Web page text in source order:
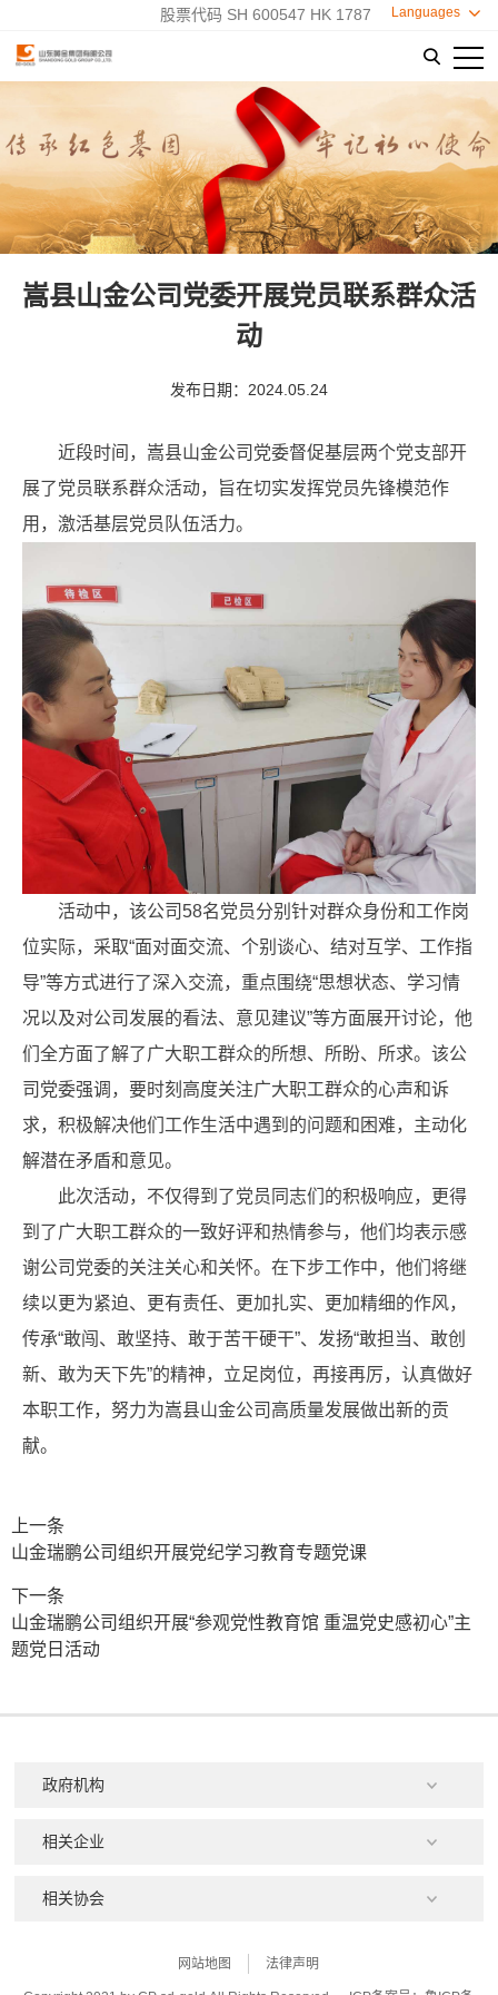
Languages 
股票代码 SH 600547 HK 1787

嵩县山金公司党委开展党员联系群众活
动
发布日期：2024.05.24
近段时间，嵩县山金公司党委督促基层两个党支部开
展了党员联系群众活动，旨在切实发挥党员先锋模范作
用，激活基层党员队伍活力。
活动中，该公司58名党员分别针对群众身份和工作岗
位实际，采取“面对面交流、个别谈心、结对互学、工作指
导”等方式进行了深入交流，重点围绕“思想状态、学习情
况以及对公司发展的看法、意见建议”等方面展开讨论，他
们全方面了解了广大职工群众的所想、所盼、所求。该公
司党委强调，要时刻高度关注广大职工群众的心声和诉
求，积极解决他们工作生活中遇到的问题和困难，主动化
解潜在矛盾和意见。
此次活动，不仅得到了党员同志们的积极响应，更得
到了广大职工群众的一致好评和热情参与，他们均表示感
谢公司党委的关注关心和关怀。在下步工作中，他们将继
续以更为紧迫、更有责任、更加扎实、更加精细的作风，
传承“敢闯、敢坚持、敢于苦干硬干”、发扬“敢担当、敢创
新、敢为天下先”的精神，立足岗位，再接再厉，认真做好
本职工作，努力为嵩县山金公司高质量发展做出新的贡
献。
上一条
山金瑞鹏公司组织开展党纪学习教育专题党课
下一条
山金瑞鹏公司组织开展“参观党性教育馆 重温党史感初心”主
题党日活动
网站地图 法律声明